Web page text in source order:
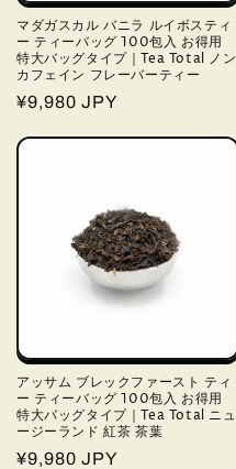
マダガスカル バニラ ルイボスティ
ー ティーバッグ 100包入 お得用
特大バッグタイプ｜Tea Total ノン
カフェイン フレーバーティー
通
価
¥9,980 JPY
アッサム ブレックファースト ティ
ー ティーバッグ 100包入 お得用
特大バッグタイプ｜Tea Total ニュ
ージーランド 紅茶 茶葉
通
¥9,980 JPY